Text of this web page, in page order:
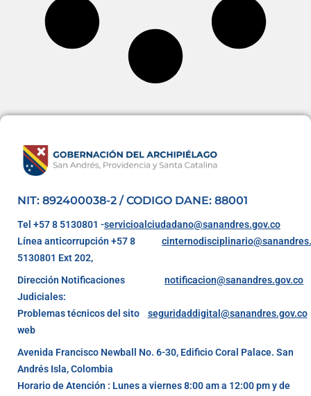
NIT: 892400038-2 / CODIGO DANE: 88001
Tel +57 8 5130801 -servicioalciudadano@sanandres.gov.co
Línea anticorrupción +57 8
5130801 Ext 202,
Dirección Notificaciones
Judiciales:
notificacion@sanandres.gov.co
Problemas técnicos del sito
web
seguridaddigital@sanandres.gov.co
Avenida Francisco Newball No. 6-30, Edificio Coral Palace. San
Andrés Isla, Colombia
Horario de Atención : Lunes a viernes 8:00 am a 12:00 pm y de